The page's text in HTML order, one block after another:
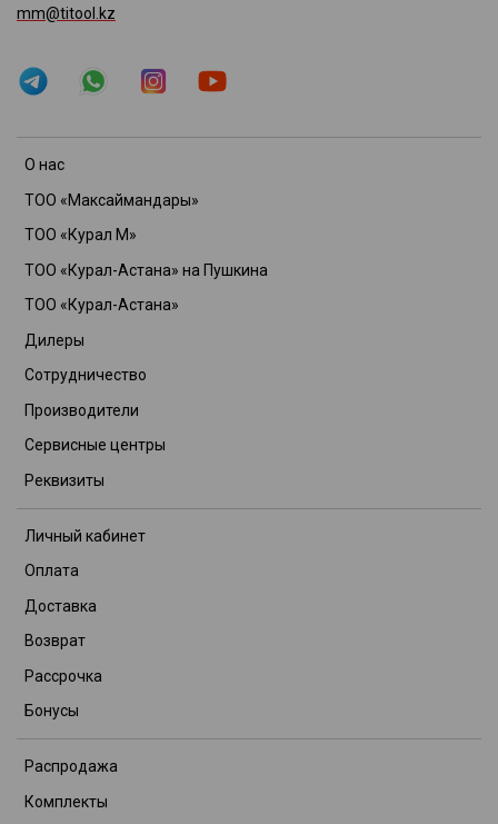
О нас
ТОО «Максаймандары»
ТОО «Курал М»
ТОО «Курал-Астана» на Пушкина
ТОО «Курал-Астана»
Дилеры
Сотрудничество
Производители
Сервисные центры
Реквизиты
Личный кабинет
Оплата
Доставка
Возврат
Рассрочка
Бонусы
Распродажа
Комплекты
mm@titool.kz